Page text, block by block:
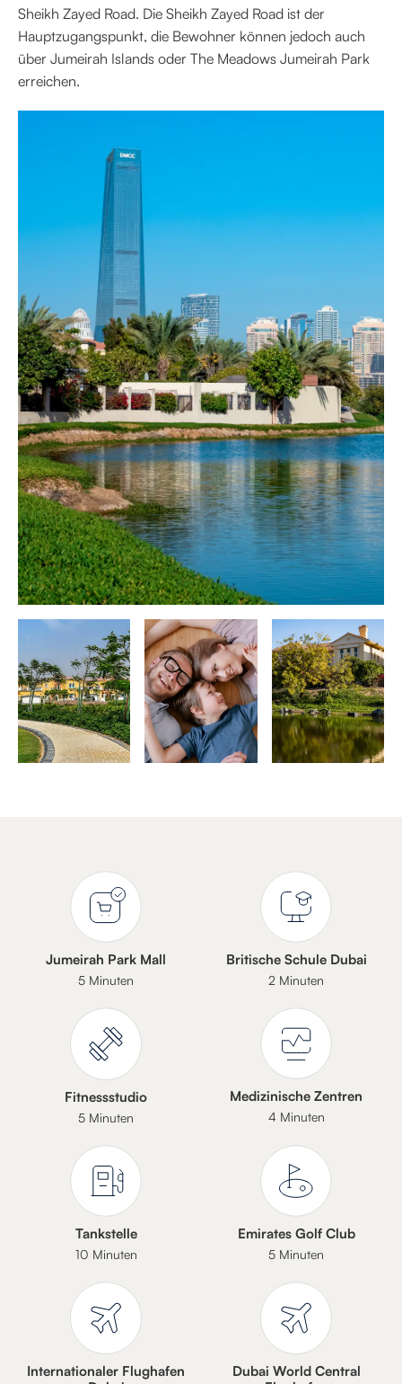
Sheikh Zayed Road. Die Sheikh Zayed Road ist der
Hauptzugangspunkt, die Bewohner können jedoch auch
über Jumeirah Islands oder The Meadows Jumeirah Park
erreichen.
Jumeirah Park Mall
5 Minuten
Britische Schule Dubai
2 Minuten
Fitnessstudio
5 Minuten
Medizinische Zentren
4 Minuten
Tankstelle
10 Minuten
Emirates Golf Club
5 Minuten
Internationaler Flughafen
Dubai World Central